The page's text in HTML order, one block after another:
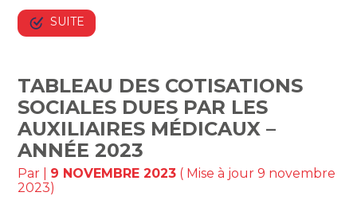
SUITE
TABLEAU DES COTISATIONS
SOCIALES DUES PAR LES
AUXILIAIRES MÉDICAUX –
ANNÉE 2023
Par 9 NOVEMBRE 2023 ( Mise à jour 9 novembre
2023)